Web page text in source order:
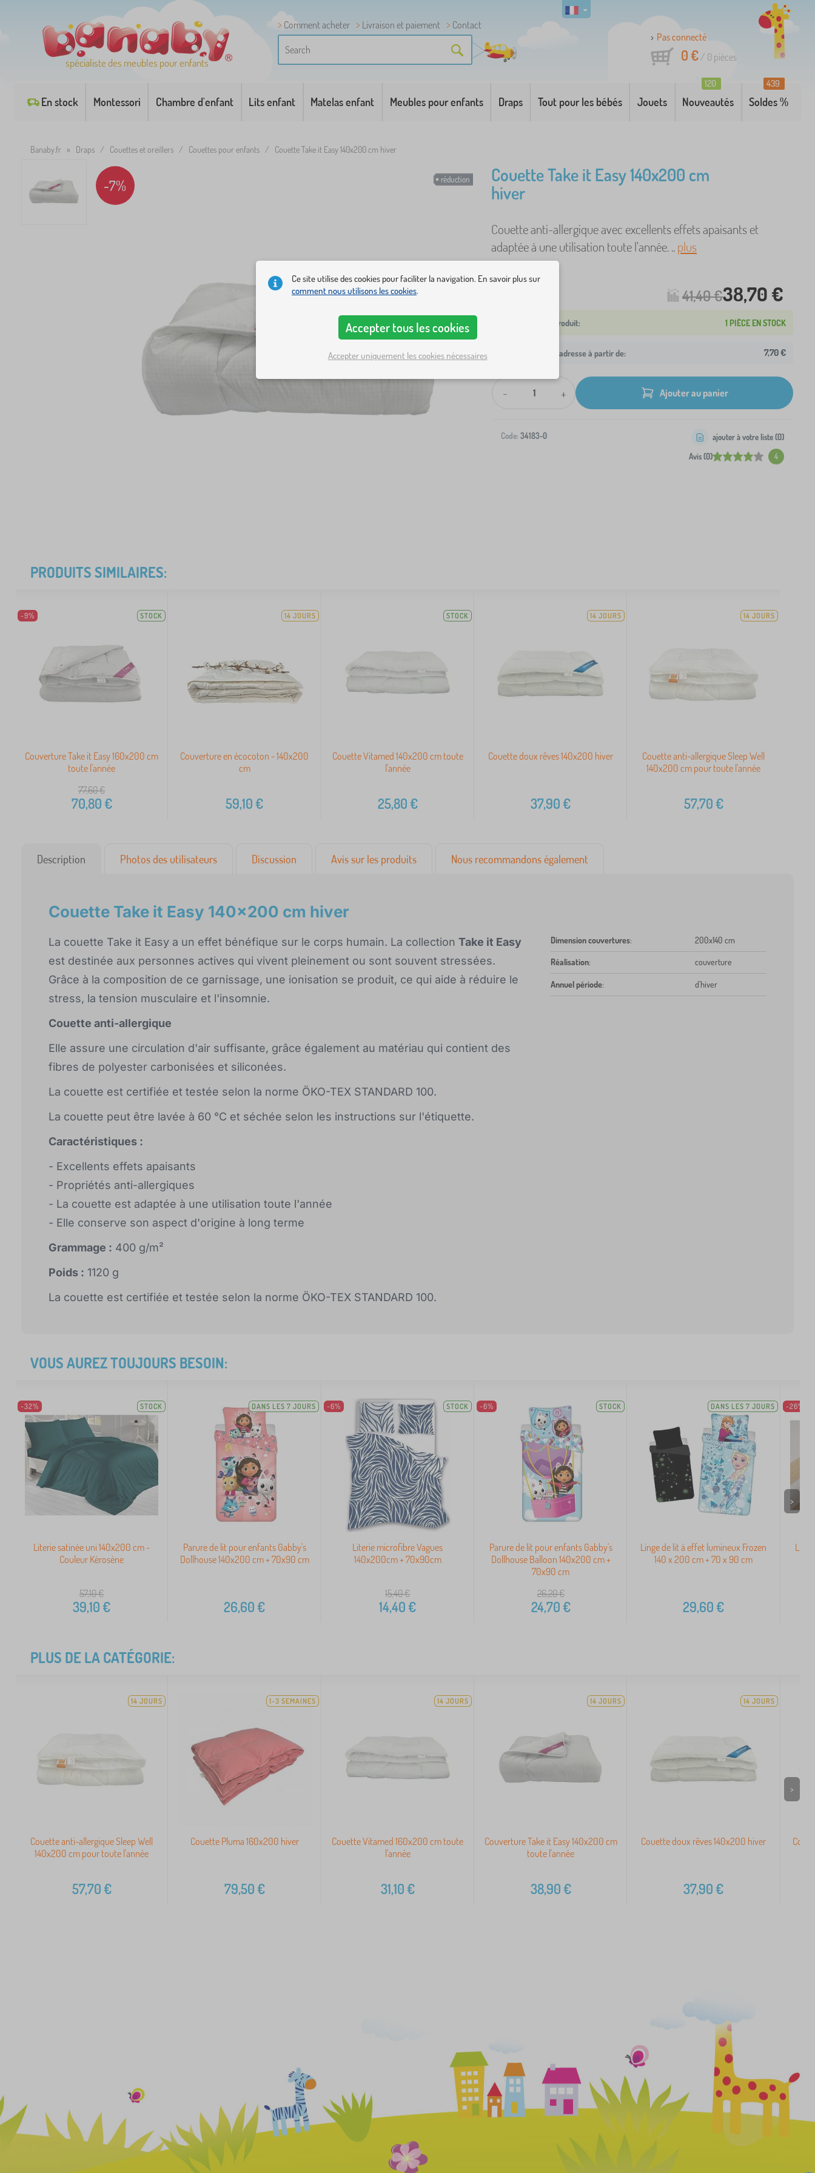
spécialiste des meubles pour enfants
Comment acheter Livraison et paiement
Contact
Pas connecté
0 €/ 0 pièces
En stock Montessori Chambre d'enfant Lits enfant Matelas enfant Meubles pour enfants Draps Tout pour les bébés Jouets Nouveautés
120
Soldes %
439
Banaby.fr » Draps / Couettes et oreillers / Couettes pour enfants / Couette Take it Easy 140x200 cm hiver
réduction
-7%
Couette Take it Easy 140x200 cm
hiver
Couette anti-allergique avec excellents effets apaisants et
adaptée à une utilisation toute l'année. ..plus
41,40 €38,70 €
1 PIÈCE EN STOCK
Livraison à votre adresse à partir de: 7,70 €
- + Ajouter au panier
Code: 34183-0
Avis (0) 4
ajouter à votre liste (0)
PRODUITS SIMILAIRES:
-9% STOCK
Couverture Take it Easy 160x200 cm
toute l'année
77,60€
70,80€
14 JOURS
Couverture en écocoton - 140x200
cm
59,10€
STOCK
Couette Vitamed 140x200 cm toute
l'année
25,80€
14 JOURS
Couette doux rêves 140x200 hiver
37,90€
14 JOURS
Couette anti-allergique Sleep Well
140x200 cm pour toute l'année
57,70€
Description Photos des utilisateurs Discussion Avis sur les produits Nous recommandons également
Couette Take it Easy 140x200 cm hiver
La couette Take it Easy a un effet bénéfique sur le corps humain. La collection Take it Easy
est destinée aux personnes actives qui vivent pleinement ou sont souvent stressées.
Grâce à la composition de ce garnissage, une ionisation se produit, ce qui aide à réduire le
stress, la tension musculaire et l'insomnie.
Couette anti-allergique
Elle assure une circulation d'air suffisante, grâce également au matériau qui contient des
fibres de polyester carbonisées et siliconées.
La couette est certifiée et testée selon la norme ÖKO-TEX STANDARD 100.
La couette peut être lavée à 60 °C et séchée selon les instructions sur l'étiquette.
Caractéristiques :
- Excellents effets apaisants
- Propriétés anti-allergiques
- La couette est adaptée à une utilisation toute l'année
- Elle conserve son aspect d'origine à long terme
Grammage : 400 g/m²
Poids : 1120 g
La couette est certifiée et testée selon la norme ÖKO-TEX STANDARD 100.
Dimension couvertures: 200x140 cm
Réalisation: couverture
Annuel période: d`hiver
VOUS AUREZ TOUJOURS BESOIN:
-32% STOCK
Literie satinée uni 140x200 cm -
Couleur Kérosène
57,10€
39,10€
DANS LES 7 JOURS
Parure de lit pour enfants Gabby's
Dollhouse 140x200 cm + 70x90 cm
26,60€
-6% STOCK
Literie microfibre Vagues
140x200cm + 70x90cm
15,40€
14,40€
-6% STOCK
Parure de lit pour enfants Gabby's
Dollhouse Balloon 140x200 cm +
70x90 cm
26,20€
24,70€
DANS LES 7 JOURS
Linge de lit à effet lumineux Frozen
140 x 200 cm + 70 x 90 cm
29,60€
-26%
>
PLUS DE LA CATÉGORIE:
14 JOURS
Couette anti-allergique Sleep Well
140x200 cm pour toute l'année
57,70€
1-3 SEMAINES
Couette Pluma 160x200 hiver
79,50€
14 JOURS
Couette Vitamed 160x200 cm toute
l'année
31,10€
14 JOURS
Couverture Take it Easy 140x200 cm
toute l'année
38,90€
14 JOURS
Couette doux rêves 140x200 hiver
37,90€
>
Ce site utilise des cookies pour faciliter la navigation. En savoir plus sur
comment nous utilisons les cookies.
Accepter tous les cookies
Accepter uniquement les cookies nécessaires